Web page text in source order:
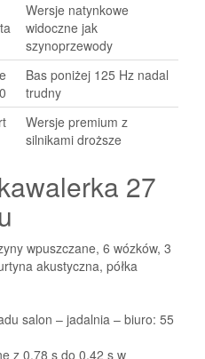
Wersje natynkowe
widoczne jak
szynoprzewody
Bas poniżej 125 Hz nadal
trudny
Wersje premium z
silnikami droższe
27
wpuszczane, 6 wózków, 3
akustyczna, półka
salon – jadalnia – biuro: 55
z 0,78 s do 0,42 s w